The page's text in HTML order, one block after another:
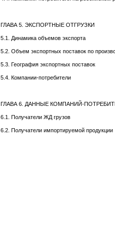
ГЛАВА 5. ЭКСПОРТНЫЕ ОТГРУЗКИ
5.1. Динамика объемов экспорта
5.2. Объем экспортных поставок по
5.3. География экспортных поставок
5.4. Компании-потребители
ГЛАВА 6. ДАННЫЕ КОМПАНИЙ-
6.1. Получатели ЖД грузов
6.2. Получатели импортируемой продукции